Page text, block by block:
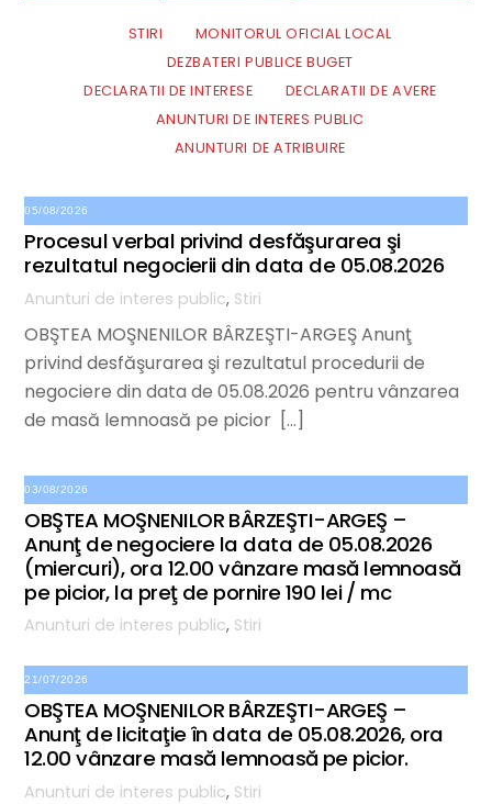
STIRI
MONITORUL OFICIAL LOCAL
DEZBATERI PUBLICE BUGET
DECLARATII DE INTERESE
DECLARATII DE AVERE
ANUNTURI DE INTERES PUBLIC
ANUNTURI DE ATRIBUIRE
05/08/2026
Procesul verbal privind desfăşurarea şi
rezultatul negocierii din data de 05.08.2026
Anunturi de interes public, Stiri
OBŞTEA MOŞNENILOR BÂRZEŞTI-ARGEŞ Anunţ
privind desfăşurarea şi rezultatul procedurii de
negociere din data de 05.08.2026 pentru vânzarea
de masă lemnoasă pe picior […]
03/08/2026
OBŞTEA MOŞNENILOR BÂRZEŞTI-ARGEŞ –
Anunţ de negociere la data de 05.08.2026
(miercuri), ora 12.00 vânzare masă lemnoasă
pe picior, la preţ de pornire 190 lei / mc
Anunturi de interes public, Stiri
21/07/2026
OBŞTEA MOŞNENILOR BÂRZEŞTI-ARGEŞ –
Anunţ de licitaţie în data de 05.08.2026, ora
12.00 vânzare masă lemnoasă pe picior.
Anunturi de interes public, Stiri